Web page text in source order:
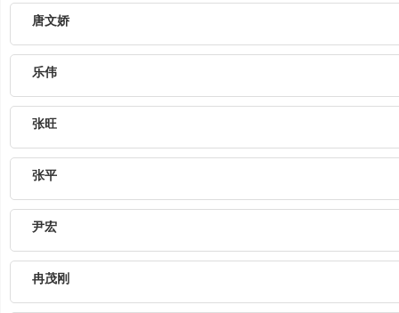
唐文娇
乐伟
张旺
张平
尹宏
冉茂刚